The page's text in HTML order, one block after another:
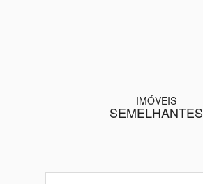
IMÓVEIS
SEMELHANTES